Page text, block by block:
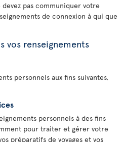
pas communiquer votre
de connexion à qui que
vos renseignements
personnels aux fins suivantes,
personnels à des fins
pour traiter et gérer votre
préparatifs de voyages et vos